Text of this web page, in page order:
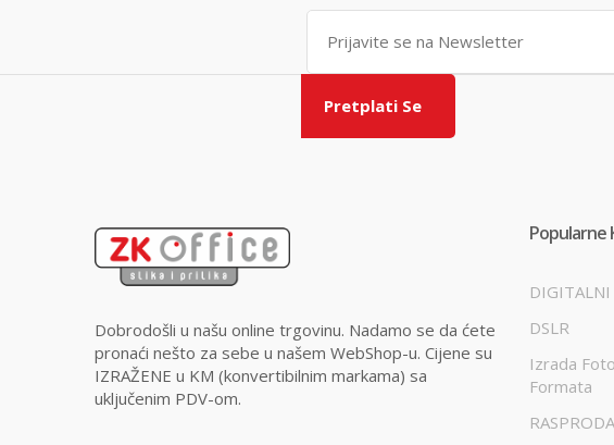
Pretplati Se
Dobrodošli u našu online trgovinu. Nadamo se da ćete
pronaći nešto za sebe u našem WebShop-u. Cijene su
IZRAŽENE u KM (konvertibilnim markama) sa
uključenim PDV-om.
Popularne
DSLR
Izrada
Formata